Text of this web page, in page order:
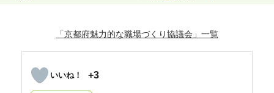
「京都府魅力的な職場づくり協議会」
+3